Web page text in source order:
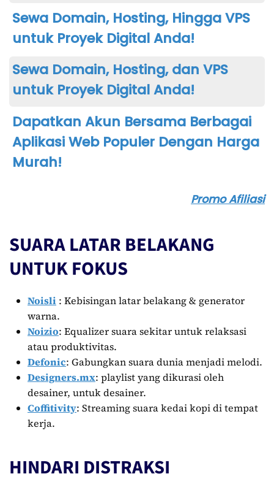
Sewa Domain, Hosting, Hingga VPS
untuk Proyek Digital Anda!
Sewa Domain, Hosting, dan VPS
untuk Proyek Digital Anda!
Dapatkan Akun Bersama Berbagai
Aplikasi Web Populer Dengan Harga
Murah!
Promo Afiliasi
SUARA LATAR BELAKANG
UNTUK FOKUS
Noisli : Kebisingan latar belakang & generator
warna.
Noizio: Equalizer suara sekitar untuk relaksasi
atau produktivitas.
Defonic: Gabungkan suara dunia menjadi melodi.
Designers.mx: playlist yang dikurasi oleh
desainer, untuk desainer.
Coffitivity: Streaming suara kedai kopi di tempat
kerja.
HINDARI DISTRAKSI